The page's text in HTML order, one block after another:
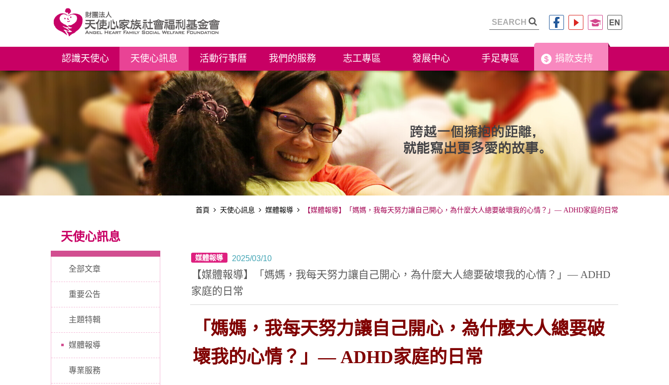
認識天使心 天使心訊息 活動行事曆 我們的服務 志工專區 發展中心 手足專區 捐款支持
首頁 天使心訊息 媒體報導 【媒體報導】「媽媽，我每天努力讓自己開心，為什麼大人總要破壞我的心情？」— ADHD家庭的日常
天使心訊息
全部文章
重要公告
主題特輯
媒體報導
專業服務
媒體報導 2025/03/10
【媒體報導】「媽媽，我每天努力讓自己開心，為什麼大人總要破壞我的心情？」— ADHD
家庭的日常
「媽媽，我每天努力讓自己開心，為什麼大人總要破
壞我的心情？」— ADHD家庭的日常